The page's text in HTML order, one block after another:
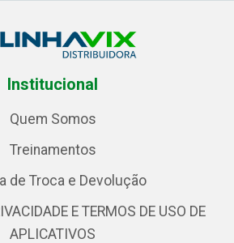
Institucional
Quem Somos
Treinamentos
de Troca e Devolução
E TERMOS DE USO DE
APLICATIVOS